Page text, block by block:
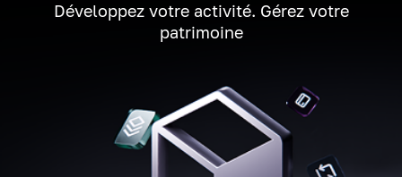
Développez votre activité. Gérez votre
patrimoine